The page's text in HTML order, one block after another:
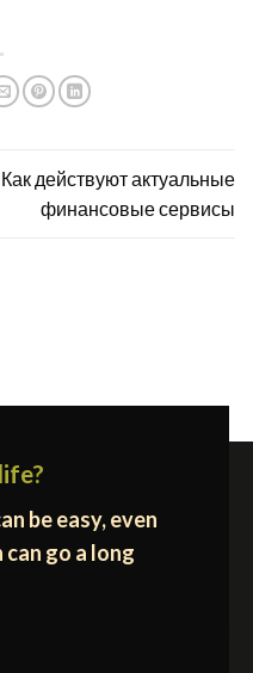
Как действуют актуальные
финансовые сервисы
be easy, even
go a long